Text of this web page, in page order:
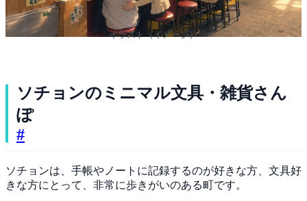
イラスト（イメージ）
ソチョンのミニマル文具・雑貨さん
ぽ
#
ソチョンは、手帳やノートに記録するのが好きな方、文具好
きな方にとって、非常に歩きがいのある町です。